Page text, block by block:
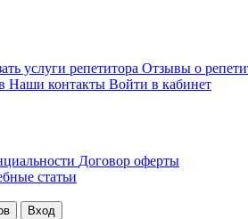
услуги репетитора Отзывы о
Наши контакты Войти в кабинет
Договор оферты
статьи
Вход